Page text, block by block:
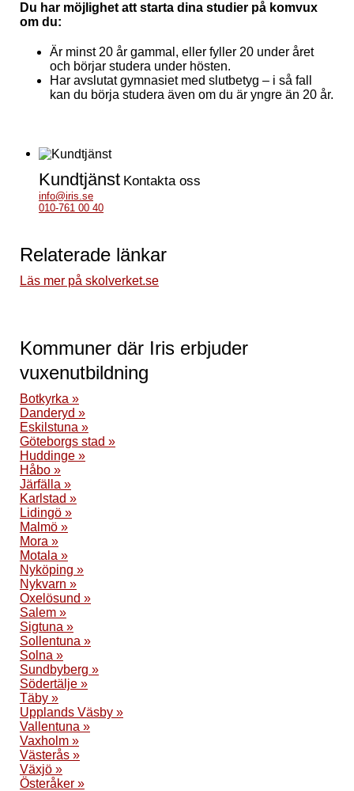
Du har möjlighet att starta dina studier på komvux
om du:
Är minst 20 år gammal, eller fyller 20 under året
och börjar studera under hösten.
Har avslutat gymnasiet med slutbetyg – i så fall
kan du börja studera även om du är yngre än 20 år.
Kundtjänst Kontakta oss
info@iris.se
010-761 00 40
Relaterade länkar
Läs mer på skolverket.se
Kommuner där Iris erbjuder
vuxenutbildning
Botkyrka »
Danderyd »
Eskilstuna »
Göteborgs stad »
Huddinge »
Håbo »
Järfälla »
Karlstad »
Lidingö »
Malmö »
Mora »
Motala »
Nyköping »
Nykvarn »
Oxelösund »
Salem »
Sigtuna »
Sollentuna »
Solna »
Sundbyberg »
Södertälje »
Täby »
Upplands Väsby »
Vallentuna »
Vaxholm »
Västerås »
Växjö »
Österåker »